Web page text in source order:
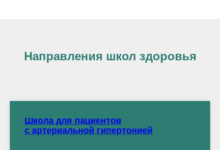
Направления школ здоровья
Школа для пациентов
c артериальной гипертонией